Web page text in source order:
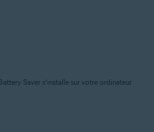
Saver s’installe sur votre ordinateur